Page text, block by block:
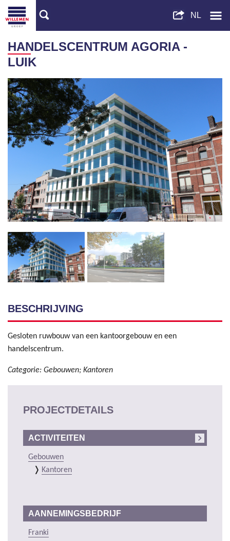
HANDELSCENTRUM AGORIA -
LUIK
BESCHRIJVING
Gesloten ruwbouw van een kantoorgebouw en een
handelscentrum.
Categorie: Gebouwen; Kantoren
PROJECTDETAILS
ACTIVITEITEN
Gebouwen
Kantoren
AANNEMINGSBEDRIJF
Franki